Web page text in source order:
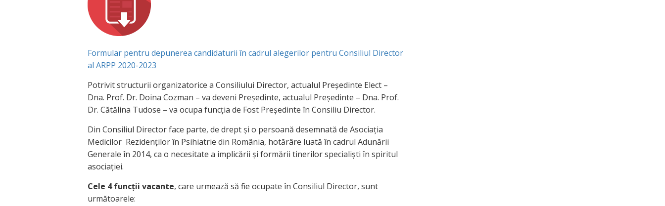
Formular pentru depunerea candidaturii în cadrul alegerilor pentru Consiliul Director
al ARPP 2020-2023
Potrivit structurii organizatorice a Consiliului Director, actualul Președinte Elect –
Dna. Prof. Dr. Doina Cozman – va deveni Președinte, actualul Președinte – Dna. Prof.
Dr. Cătălina Tudose – va ocupa funcția de Fost Președinte în Consiliu Director.
Din Consiliul Director face parte, de drept și o persoană desemnată de Asociația
Medicilor Rezidenților în Psihiatrie din România, hotărâre luată în cadrul Adunării
Generale în 2014, ca o necesitate a implicării și formării tinerilor specialiști în spiritul
asociației.
Cele 4 funcții vacante, care urmează să fie ocupate în Consiliul Director, sunt
următoarele: